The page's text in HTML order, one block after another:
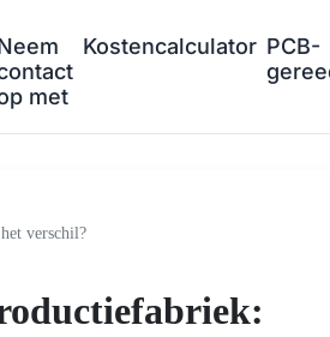
met
Kostencalculator PCB-
verschil?